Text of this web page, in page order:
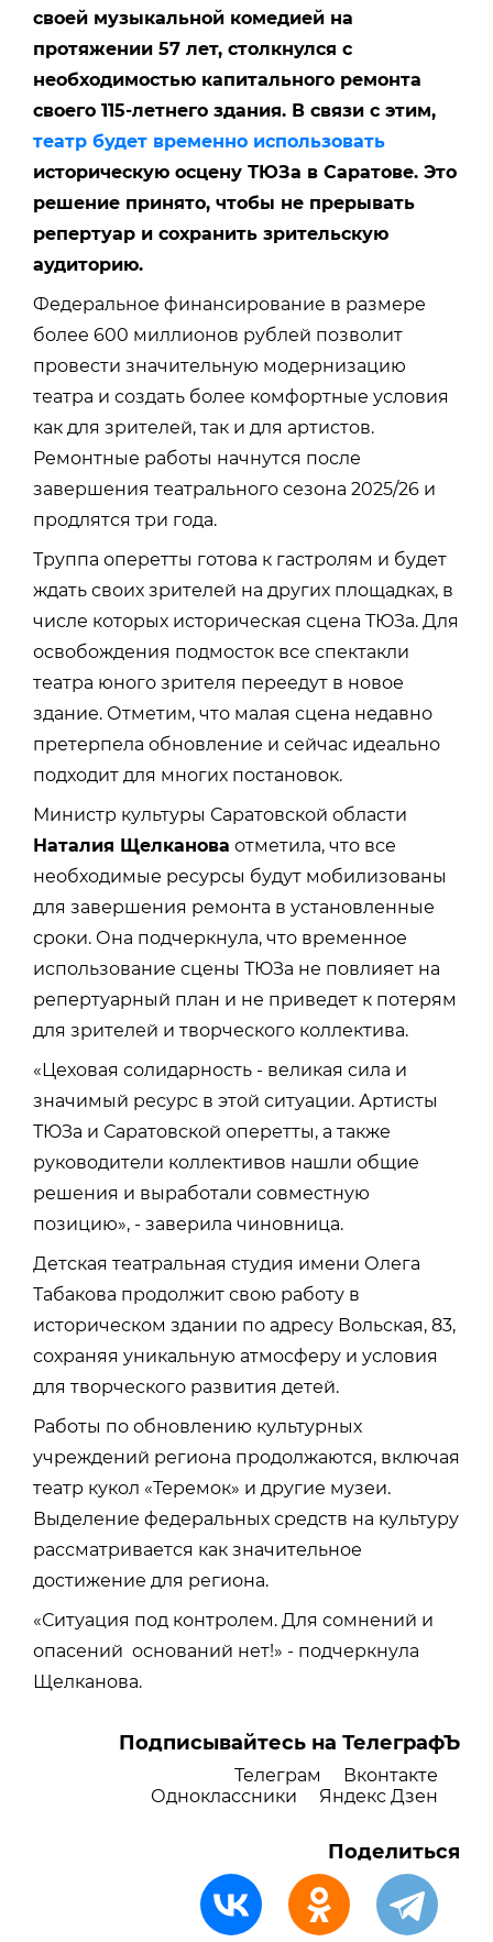
своей музыкальной комедией на
протяжении 57 лет, столкнулся с
необходимостью капитального ремонта
своего 115-летнего здания. В связи с этим,
театр будет временно использовать
историческую осцену ТЮЗа в Саратове. Это
решение принято, чтобы не прерывать
репертуар и сохранить зрительскую
аудиторию.
Федеральное финансирование в размере
более 600 миллионов рублей позволит
провести значительную модернизацию
театра и создать более комфортные условия
как для зрителей, так и для артистов.
Ремонтные работы начнутся после
завершения театрального сезона 2025/26 и
продлятся три года.
Труппа оперетты готова к гастролям и будет
ждать своих зрителей на других площадках, в
числе которых историческая сцена ТЮЗа. Для
освобождения подмосток все спектакли
театра юного зрителя переедут в новое
здание. Отметим, что малая сцена недавно
претерпела обновление и сейчас идеально
подходит для многих постановок.
Министр культуры Саратовской области
Наталия Щелканова отметила, что все
необходимые ресурсы будут мобилизованы
для завершения ремонта в установленные
сроки. Она подчеркнула, что временное
использование сцены ТЮЗа не повлияет на
репертуарный план и не приведет к потерям
для зрителей и творческого коллектива.
«Цеховая солидарность - великая сила и
значимый ресурс в этой ситуации. Артисты
ТЮЗа и Саратовской оперетты, а также
руководители коллективов нашли общие
решения и выработали совместную
позицию», - заверила чиновница.
Детская театральная студия имени Олега
Табакова продолжит свою работу в
историческом здании по адресу Вольская, 83,
сохраняя уникальную атмосферу и условия
для творческого развития детей.
Работы по обновлению культурных
учреждений региона продолжаются, включая
театр кукол «Теремок» и другие музеи.
Выделение федеральных средств на культуру
рассматривается как значительное
достижение для региона.
«Ситуация под контролем. Для сомнений и
опасений оснований нет!» - подчеркнула
Щелканова.
Подписывайтесь на ТелеграфЪ
Телеграм
Вконтакте
Одноклассники
Яндекс Дзен
Поделиться